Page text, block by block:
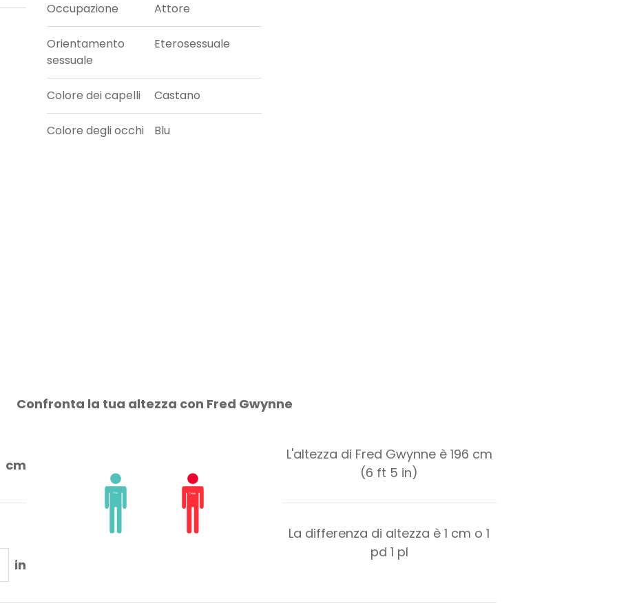
Occupazione Attore
Orientamento
sessuale
Eterosessuale
Colore dei capelli Castano
Colore degli occhi Blu
Confronta la tua altezza con Fred Gwynne
cm
in
L'altezza di Fred Gwynne è 196 cm
(6 ft 5 in)
La differenza di altezza è1 cm o1
pd 1 pl